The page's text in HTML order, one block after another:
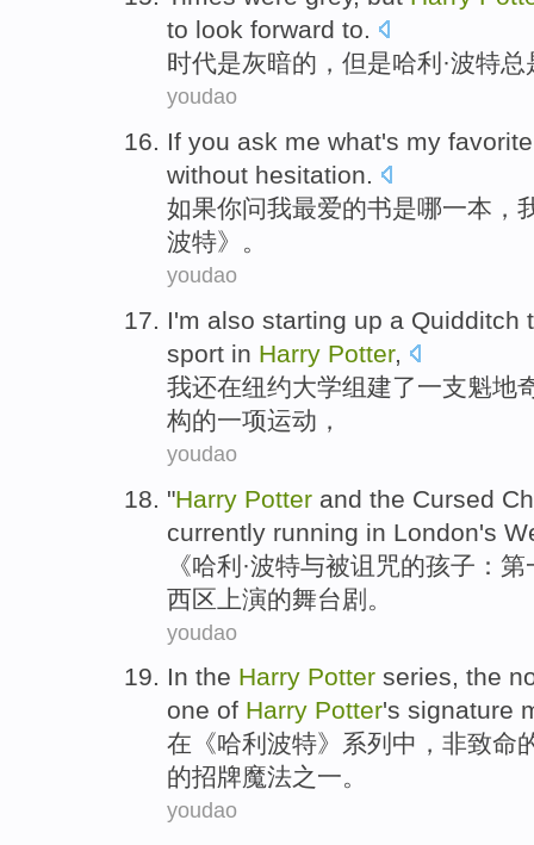
to look forward to.
时代是灰暗的， 但是哈利 ·波特总
youdao
If you ask me what's my favorite
without hesitation.
如果你问我最爱的书是哪一本，
波特》。
youdao
I'm also starting up a Quidditch
sport in Harry Potter,
我还在纽约大学组建了一支魁地
构的一项运动 ，
youdao
"Harry Potter and the Cursed
currently running in London's
《哈利·波特与被诅咒的孩子 ： 第
西区上演的舞台剧。
youdao
In the Harry Potter series, the
one of Harry Potter's signature
在 《哈利 波特》 系列 中， 非致命
的招牌魔法之一。
youdao